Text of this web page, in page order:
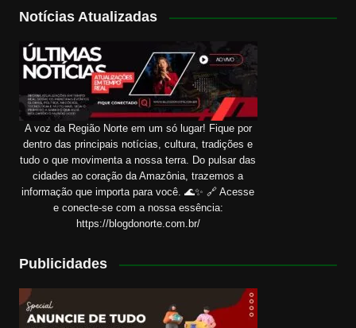
Notícias Atualizadas
A voz da Região Norte em um só lugar! Fique por
dentro das principais notícias, cultura, tradições e
tudo o que movimenta a nossa terra. Do pulsar das
cidades ao coração da Amazônia, trazemos a
informação que importa para você. 🌊✨ 🔗 Acesse
e conecte-se com a nossa essência:
https://blogdonorte.com.br/
Publicidades